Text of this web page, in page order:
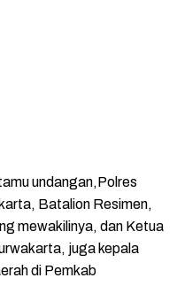
undangan,Polres
Batalion Resimen,
mewakilinya, dan Ketua
juga kepala
di Pemkab